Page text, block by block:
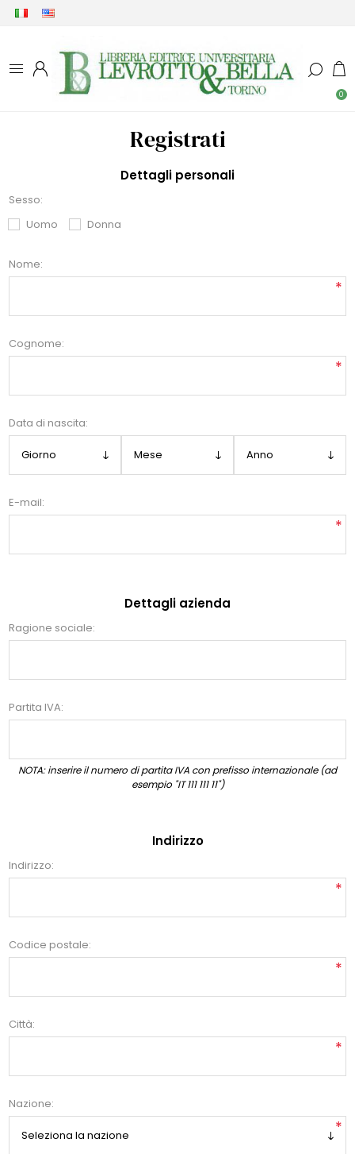
0
Registrati
Dettagli personali
Sesso:
Uomo
Donna
Nome:
*
Cognome:
*
Data di nascita:
E-mail:
*
Dettagli azienda
Ragione sociale:
Partita IVA:
NOTA: inserire il numero di partita IVA con prefisso internazionale (ad
esempio "IT 111 111 11")
Indirizzo
Indirizzo:
*
Codice postale:
*
Città:
*
Nazione:
*